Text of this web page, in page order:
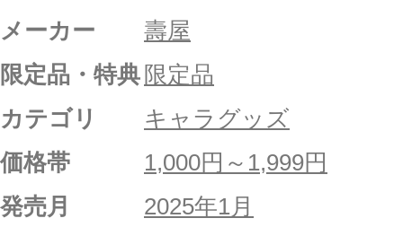
メーカー
壽屋
限定品・特典 限定品
カテゴリ
キャラグッズ
価格帯
1,000円～1,999円
発売月
2025年1月